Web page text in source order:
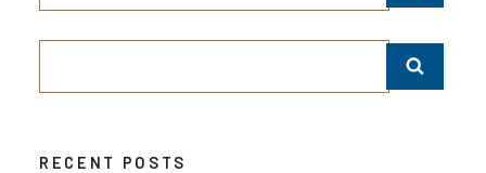
RECENT POSTS